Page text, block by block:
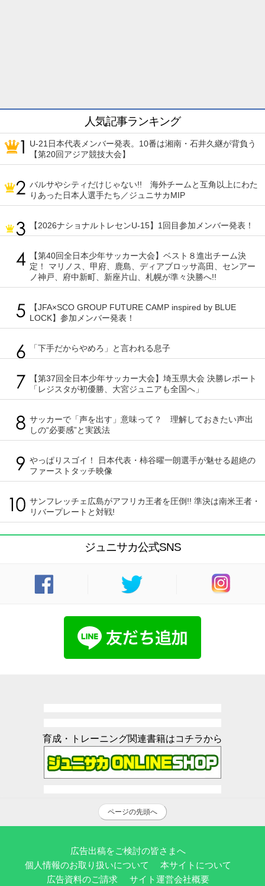
人気記事ランキング
U-21日本代表メンバー発表。10番は湘南・石井久継が背負う
【第20回アジア競技大会】
バルサやシティだけじゃない!! 海外チームと互角以上にわた
りあった日本人選手たち／ジュニサカMIP
【2026ナショナルトレセンU-15】1回目参加メンバー発表！
【第40回全日本少年サッカー大会】ベスト８進出チーム決
定！ マリノス、甲府、鹿島、ディアブロッサ高田、センアー
ノ神戸、府中新町、新座片山、札幌が準々決勝へ!!
【JFA×SCO GROUP FUTURE CAMP inspired by BLUE
LOCK】参加メンバー発表！
「下手だからやめろ」と言われる息子
【第37回全日本少年サッカー大会】埼玉県大会 決勝レポート
「レジスタが初優勝、大宮ジュニアも全国へ」
サッカーで「声を出す」意味って？ 理解しておきたい声出
しの“必要感”と実践法
やっぱりスゴイ！ 日本代表・柿谷曜一朗選手が魅せる超絶の
ファーストタッチ映像
サンフレッチェ広島がアフリカ王者を圧倒!! 準決は南米王者・
リバープレートと対戦!
ジュニサカ公式SNS
育成・トレーニング関連書籍はコチラから
ページの先頭へ
広告出稿をご検討の皆さまへ
個人情報のお取り扱いについて
本サイトについて
広告資料のご請求
サイト運営会社概要